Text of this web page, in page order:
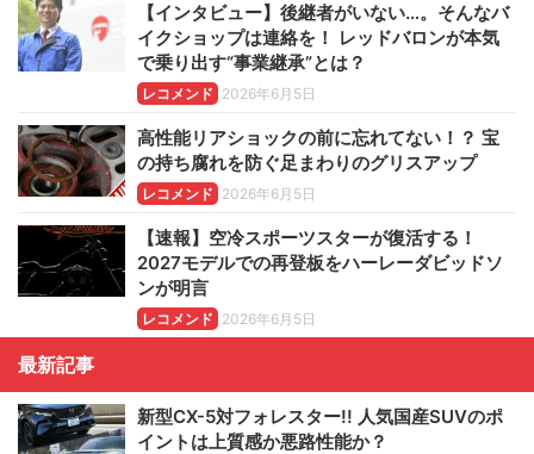
【インタビュー】後継者がいない…。そんなバ
イクショップは連絡を！ レッドバロンが本気
で乗り出す“事業継承”とは？
レコメンド 2026年6月5日
高性能リアショックの前に忘れてない！？ 宝
の持ち腐れを防ぐ足まわりのグリスアップ
レコメンド 2026年6月5日
【速報】空冷スポーツスターが復活する！
2027モデルでの再登板をハーレーダビッドソ
ンが明言
レコメンド 2026年6月5日
最新記事
新型CX-5対フォレスター!! 人気国産SUVのポ
イントは上質感か悪路性能か？